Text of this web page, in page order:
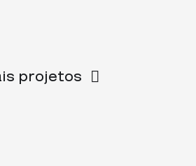
projetos